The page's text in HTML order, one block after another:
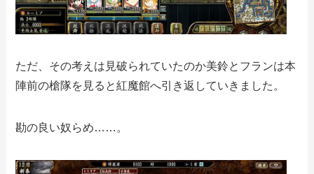
ただ、その考えは見破られていたのか美鈴とフランは本
陣前の槍隊を見ると紅魔館へ引き返していきました。
勘の良い奴らめ……。